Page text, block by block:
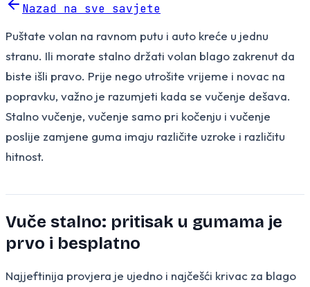
Nazad na sve savjete
Puštate volan na ravnom putu i auto kreće u jednu
stranu. Ili morate stalno držati volan blago zakrenut da
biste išli pravo. Prije nego utrošite vrijeme i novac na
popravku, važno je razumjeti kada se vučenje dešava.
Stalno vučenje, vučenje samo pri kočenju i vučenje
poslije zamjene guma imaju različite uzroke i različitu
hitnost.
Vuče stalno: pritisak u gumama je
prvo i besplatno
Najjeftinija provjera je ujedno i najčešći krivac za blago